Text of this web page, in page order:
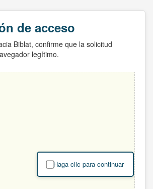
de acceso
Biblat, confirme que la solicitud
legítimo.
Haga clic para continuar